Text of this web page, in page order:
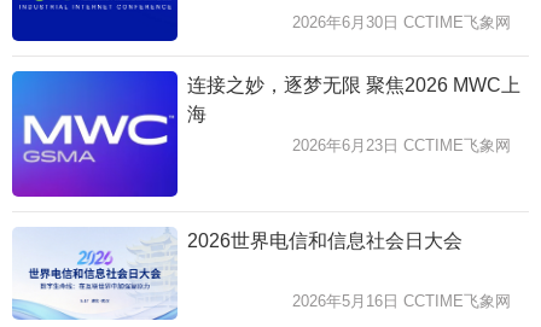
2026年6月30日 CCTIME飞象网
连接之妙，逐梦无限 聚焦2026 MWC上
海
2026年6月23日 CCTIME飞象网
2026世界电信和信息社会日大会
2026年5月16日 CCTIME飞象网